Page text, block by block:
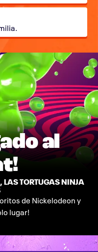
al
LAS TORTUGAS NINJA
de Nickelodeon y
lugar!